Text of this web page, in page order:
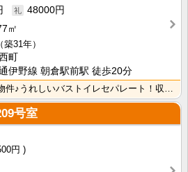
48000円
㎡
（築31年）
町
伊野線 朝倉駅前駅 徒歩20分
朝倉西町おススメ１ＬＤＫ物件♪うれしいバストイレセパレート！収納スペースがあるので荷物が片付きます！
号室
円